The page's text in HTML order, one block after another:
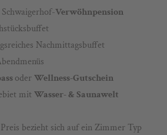
Verwöhnpension
Nachmittagsbuffet
oderWellness-Gutschein
mit Wasser- & Saunawelt
bezieht sich auf ein Zimmer Typ